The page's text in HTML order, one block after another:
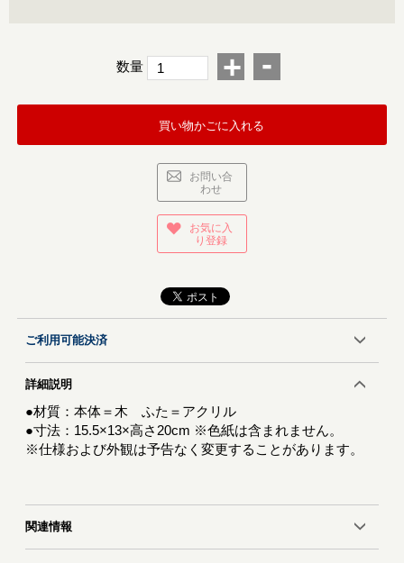
数量 + -
買い物かごに入れる
お問い合
わせ
お気に入
り登録
ご利用可能決済
詳細説明
●材質：本体＝木 ふた＝アクリル
●寸法：15.5×13×高さ20cm ※色紙は含まれません。
※仕様および外観は予告なく変更することがあります。
関連情報